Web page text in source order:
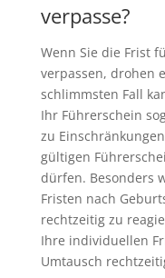
verpasse?
Wenn Sie die Frist
verpassen, drohen
schlimmsten Fall
Ihr Führerschein
zu
gültigen
dürfen. Besonders
Fristen nach
rechtzeitig zu
Ihre individuellen
Umtausch